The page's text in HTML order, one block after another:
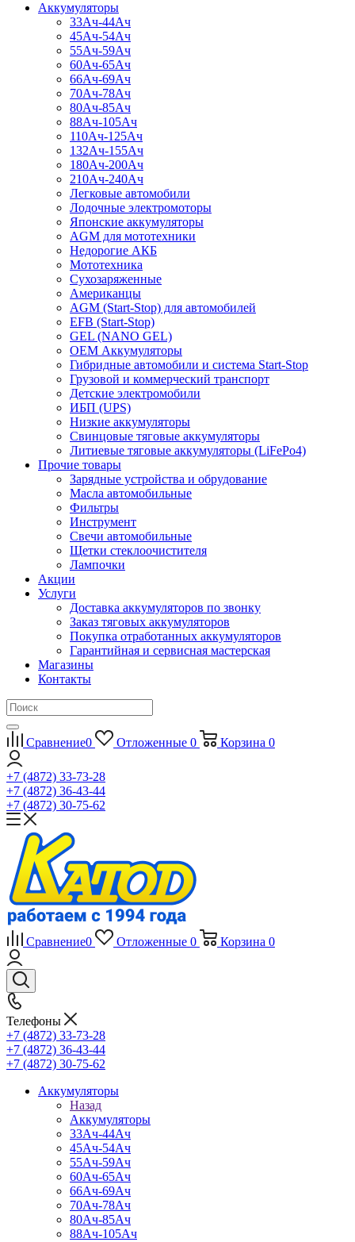
Аккумуляторы
33Ач-44Ач
45Ач-54Ач
55Ач-59Ач
60Ач-65Ач
66Ач-69Ач
70Ач-78Ач
80Ач-85Ач
88Ач-105Ач
110Ач-125Ач
132Ач-155Ач
180Ач-200Ач
210Ач-240Ач
Легковые автомобили
Лодочные электромоторы
Японские аккумуляторы
AGM для мототехники
Недорогие АКБ
Мототехника
Сухозаряженные
Американцы
AGM (Start-Stop) для автомобилей
EFB (Start-Stop)
GEL (NANO GEL)
OEM Аккумуляторы
Гибридные автомобили и система Start-Stop
Грузовой и коммерческий транспорт
Детские электромобили
ИБП (UPS)
Низкие аккумуляторы
Свинцовые тяговые аккумуляторы
Литиевые тяговые аккумуляторы (LiFePo4)
Прочие товары
Зарядные устройства и обрудование
Масла автомобильные
Фильтры
Инструмент
Свечи автомобильные
Щетки стеклоочистителя
Лампочки
Акции
Услуги
Доставка аккумуляторов по звонку
Заказ тяговых аккумуляторов
Покупка отработанных аккумуляторов
Гарантийная и сервисная мастерская
Магазины
Контакты
Сравнение0 Отложенные 0 Корзина 0
+7 (4872) 33-73-28
+7 (4872) 36-43-44
+7 (4872) 30-75-62
Сравнение0 Отложенные 0 Корзина 0
Телефоны
+7 (4872) 33-73-28
+7 (4872) 36-43-44
+7 (4872) 30-75-62
Аккумуляторы
Назад
Аккумуляторы
33Ач-44Ач
45Ач-54Ач
55Ач-59Ач
60Ач-65Ач
66Ач-69Ач
70Ач-78Ач
80Ач-85Ач
88Ач-105Ач